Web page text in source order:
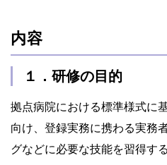
内容
１．研修の目的
拠点病院における標準様式に
向け、登録実務に携わる実務
グなどに必要な技能を習得する